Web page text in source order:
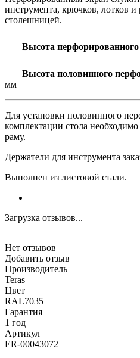
инструмента, крючков, лотков
столешницей.
Высота перфорированного
Высота половинного
мм
Для установки половинного
комплектации стола
раму.
Держатели для инструмента
Выполнен из листовой стали.
Загрузка отзывов...
Нет отзывов
Добавить отзыв
Производитель
Teras
Цвет
RAL7035
Гарантия
1 год
Артикул
ER-00043072